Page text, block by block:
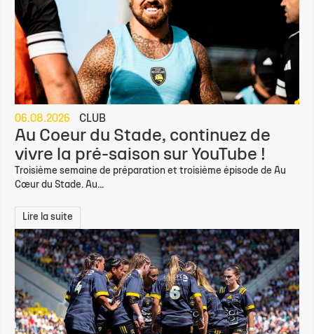
06.08.2026 CLUB
Au Coeur du Stade, continuez de
vivre la pré-saison sur YouTube !
Troisième semaine de préparation et troisième épisode de Au
Cœur du Stade. Au...
Lire la suite